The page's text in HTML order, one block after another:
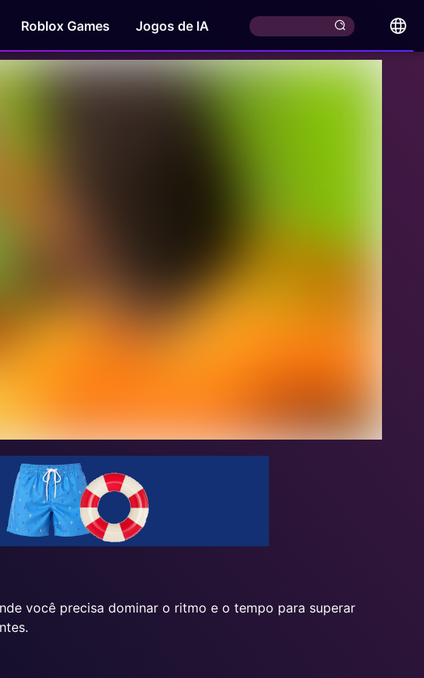
Roblox Games Jogos de IA
você precisa dominar o ritmo e o tempo para superar